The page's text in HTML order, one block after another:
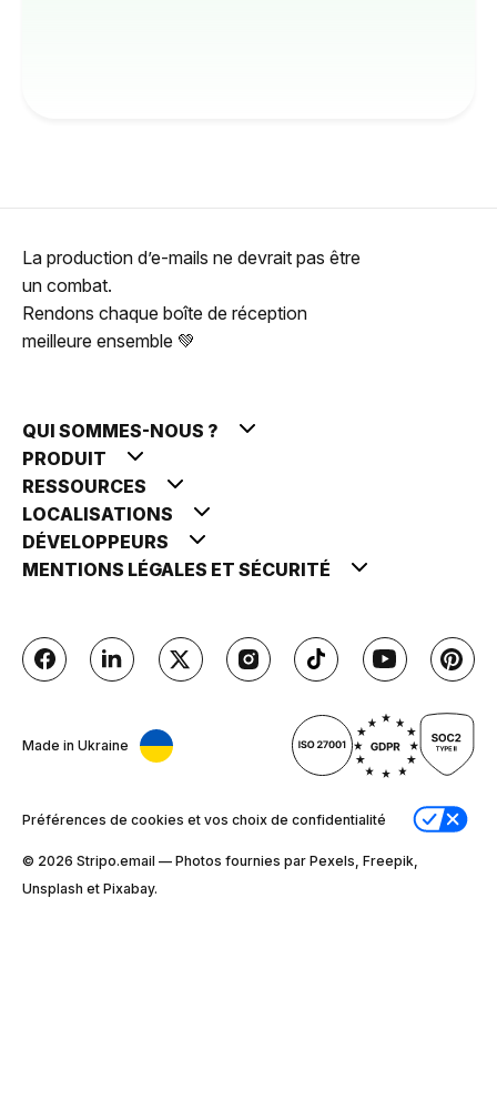
La production d’e-mails ne devrait pas être
un combat.
Rendons chaque boîte de réception
meilleure ensemble 💚
QUI SOMMES-NOUS ?
PRODUIT
RESSOURCES
LOCALISATIONS
DÉVELOPPEURS
MENTIONS LÉGALES ET SÉCURITÉ
Made in Ukraine
Préférences de cookies et vos choix de confidentialité
© 2026 Stripо.email — Photos fournies par Pexels, Freepik,
Unsplash et Pixabay.